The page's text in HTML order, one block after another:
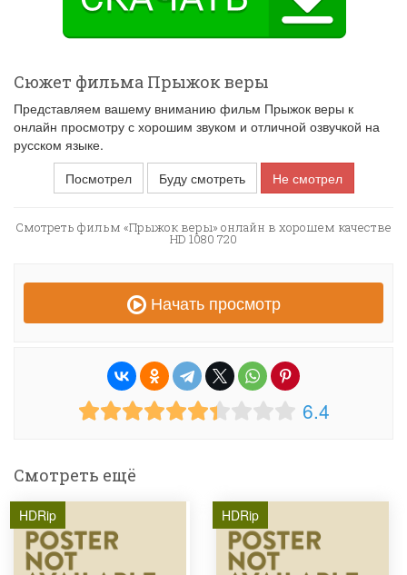
Сюжет фильма Прыжок веры
Представляем вашему вниманию фильм Прыжок веры к
онлайн просмотру с хорошим звуком и отличной озвучкой на
русском языке.
Посмотрел
Буду смотреть Не смотрел
Смотреть фильм «Прыжок веры» онлайн в хорошем качестве
HD 1080 720
Начать просмотр
6.4
Смотреть ещё
HDRip HDRip